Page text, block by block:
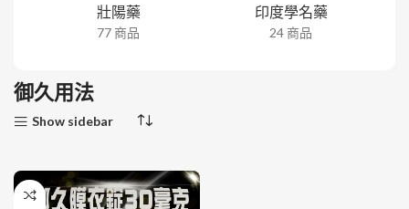
壯陽藥
77 商品
印度學名藥
24 商品
御久用法
Show sidebar